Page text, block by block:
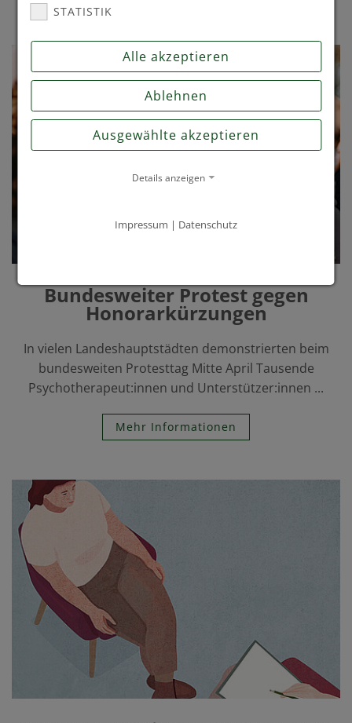
Bundesweiter Protest gegen
Honorarkürzungen
In vielen Landeshauptstädten demonstrierten beim
bundesweiten Protesttag Mitte April Tausende
Psychotherapeut:innen und Unterstützer:innen ...
Mehr Informationen
STATISTIK
Alle akzeptieren
Ablehnen
Ausgewählte akzeptieren
Details anzeigen
Impressum | Datenschutz